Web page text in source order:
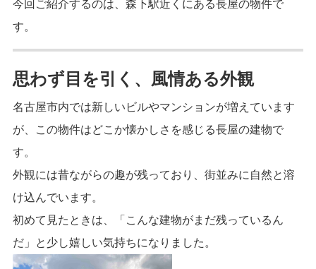
今回ご紹介するのは、森下駅近くにある長屋の物件で
す。
思わず目を引く、風情ある外観
名古屋市内では新しいビルやマンションが増えています
が、この物件はどこか懐かしさを感じる長屋の建物で
す。
外観には昔ながらの趣が残っており、街並みに自然と溶
け込んでいます。
初めて見たときは、「こんな建物がまだ残っているん
だ」と少し嬉しい気持ちになりました。